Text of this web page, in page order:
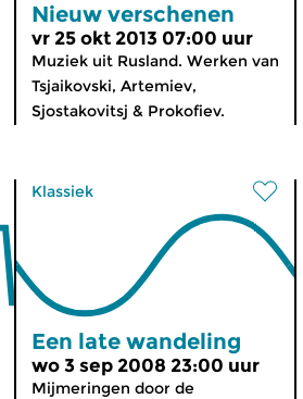
Nieuw verschenen
vr 25 okt 2013 07:00 uur
Muziek uit Rusland. Werken van
Tsjaikovski, Artemiev,
Sjostakovitsj & Prokofiev.
Klassiek
Een late wandeling
wo 3 sep 2008 23:00 uur
Mijmeringen door de